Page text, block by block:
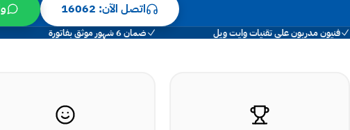
اتصل الآن: 16062
فنيون مدربون على تقنيات وايت ويل ضمان 6 شهور موثق بفاتورة